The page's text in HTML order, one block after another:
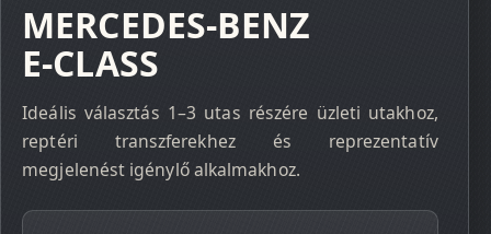
MERCEDES-BENZ
E-CLASS
Ideális választás 1–3 utas részére üzleti utakhoz,
reptéri transzferekhez és reprezentatív
megjelenést igénylő alkalmakhoz.